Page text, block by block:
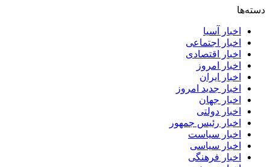
دسته‌ها
اخبار آسیا
اخبار اجتماعی
اخبار اقتصادی
اخبار امروز
اخبار ایران
اخبار جدید امروز
اخبار جهان
اخبار دولتی
اخبار رئیس جمهور
اخبار سیاست
اخبار سیاسی
اخبار فرهنگی